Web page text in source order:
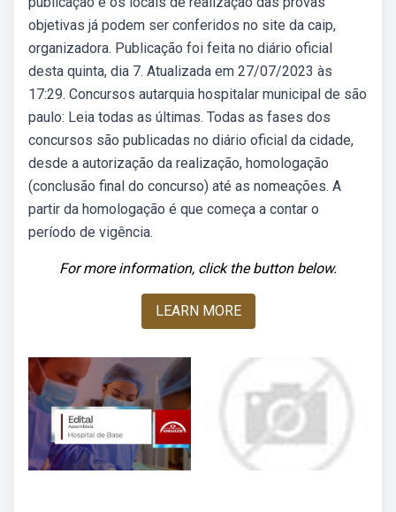
objetivas já podem ser conferidos no site da caip,
organizadora. Publicação foi feita no diário oficial
desta quinta, dia 7. Atualizada em 27/07/2023 às
17:29. Concursos autarquia hospitalar municipal de são
paulo: Leia todas as últimas. Todas as fases dos
concursos são publicadas no diário oficial da cidade,
desde a autorização da realização, homologação
(conclusão final do concurso) até as nomeações. A
partir da homologação é que começa a contar o
período de vigência.
For more information, click the button below.
LEARN MORE